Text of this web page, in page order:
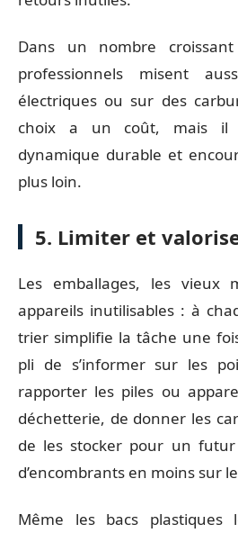
Dans un nombre
professionnels misent
électriques ou sur des
choix a un coût, mais il
dynamique durable et
plus loin.
5. Limiter et
Les emballages, les vieux
appareils inutilisables : à
trier simplifie la tâche une
pli de s’informer sur les
rapporter les piles ou
déchetterie, de donner les
de les stocker pour un futur
d’encombrants en moins sur
Même les bacs plastiques